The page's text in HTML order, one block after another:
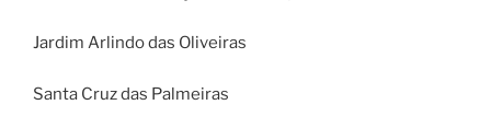
Jardim Arlindo das Oliveiras
Santa Cruz das Palmeiras